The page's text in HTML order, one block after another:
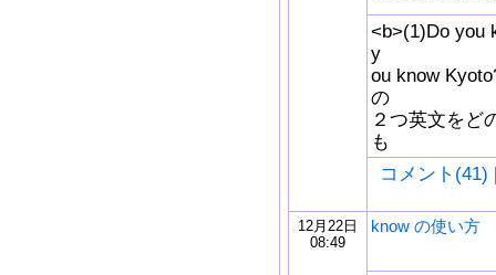
<b>(1)Do you
y
ou know
の
２つ英文をど
も
コメント(41)
12月22日
08:49
know の使い方